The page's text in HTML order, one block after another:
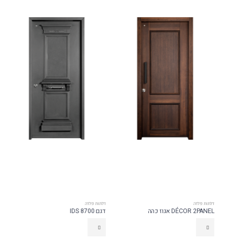
דלתות פלדה
DÉCOR 2PANEL אגוז כהה
דלתות פלדה
דגם IDS 8700